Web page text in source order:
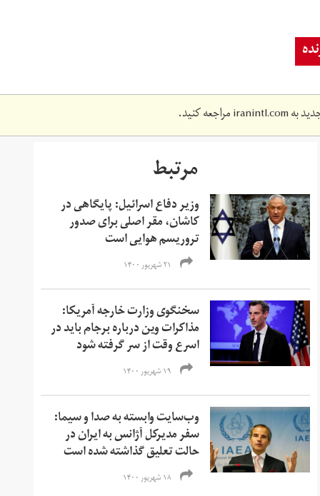
بهiranintl.comمراجعه کنید.
مرتبط
وزیر دفاع اسرائیل: پایگاهی در
کاشان، مقر اصلی برای صدور
تروریسم هوایی است
۲۱ شهریور ۱۴۰۰
سخنگوی وزارت خارجه آمریکا:
مذاکرات وین درباره برجام باید در
اسرع وقت از سر گرفته شود
۱۹ شهریور ۱۴۰۰
وب‌سایت وابسته به صدا و سیما:
سفر مدیرکل آژانس به ایران در
حالت تعلیق گذاشته شده است
۱۸ شهریور ۱۴۰۰